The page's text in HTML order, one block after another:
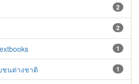
2
2
1
1
ชนต่างชาติ